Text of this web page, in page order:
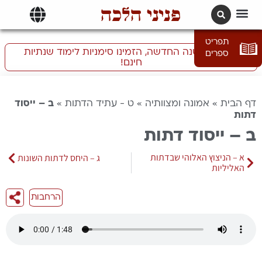
פניני הלכה
תפריט
ספרים
התכוננו לשנה החדשה, הזמינו סימניות לימוד שנתיות
חינם!
דף הבית » אמונה ומצוותיה » ט - עתיד הדתות » ב – ייסוד
דתות
ב – ייסוד דתות
א – הניצוץ האלוהי שבדתות
האליליות
ג – היחס לדתות השונות
הרחבות